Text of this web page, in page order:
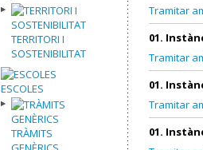
TERRITORI I
SOSTENIBILITAT
ESCOLES
TRÀMITS
Tramitar
01.
Tramitar
01.
Tramitar
01.